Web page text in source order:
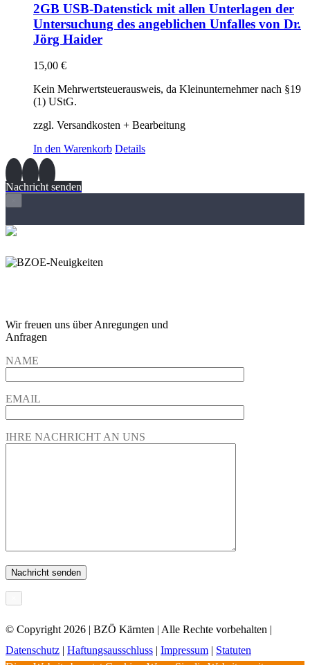
2GB USB-Datenstick mit allen Unterlagen der
Untersuchung des angeblichen Unfalles von Dr.
Jörg Haider
15,00 €
Kein Mehrwertsteuerausweis, da Kleinunternehmer nach §19
(1) UStG.
zzgl. Versandkosten + Bearbeitung
In den Warenkorb Details
Nachricht senden
Wir freuen uns über Anregungen und
Anfragen
NAME
EMAIL
IHRE NACHRICHT AN UNS
© Copyright2026 | BZÖ Kärnten | Alle Rechte vorbehalten |
Datenschutz | Haftungsausschluss | Impressum | Statuten